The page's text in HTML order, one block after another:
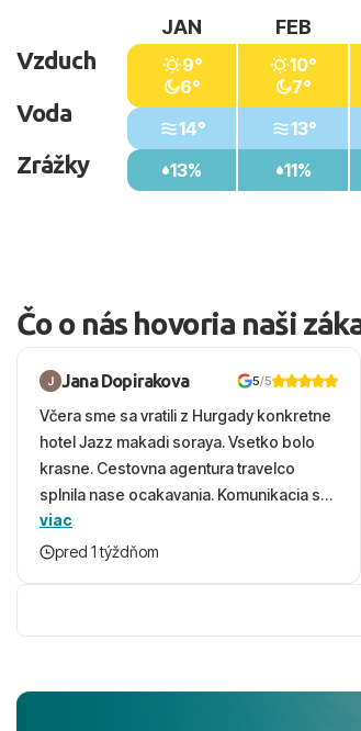
Vzduch
Voda
Zrážky
JAN
9°
6°
14°
13%
FEB
10°
7°
13°
11%
Čo o nás hovoria naši
Jana Dopirakova 5/5
Včera sme sa vratili z Hurgady konkretne
hotel Jazz makadi soraya. Vsetko bolo
krasne. Cestovna agentura travelco
splnila nase ocakavania. Komunikacia s
panom Michalinom uzasna a napomocna.
Vsetko vysvetlil aj vo vecernych hodinach
viac
pred 1 týždňom